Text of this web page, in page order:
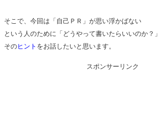
そこで、今回は「自己ＰＲ」が思い浮かばない
という人のために「どうやって書いたらいいのか？」
そのヒント をお話したいと思います。
スポンサーリンク